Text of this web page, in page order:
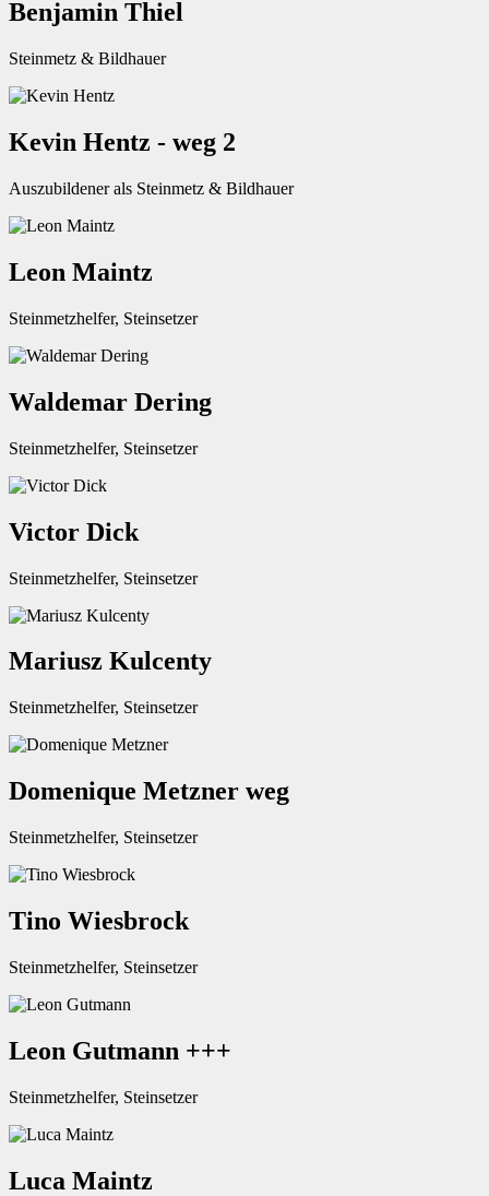
Benjamin Thiel
Steinmetz & Bildhauer
Kevin Hentz - weg 2
Auszubildener als Steinmetz & Bildhauer
Leon Maintz
Steinmetzhelfer, Steinsetzer
Waldemar Dering
Steinmetzhelfer, Steinsetzer
Victor Dick
Steinmetzhelfer, Steinsetzer
Mariusz Kulcenty
Steinmetzhelfer, Steinsetzer
Domenique Metzner weg
Steinmetzhelfer, Steinsetzer
Tino Wiesbrock
Steinmetzhelfer, Steinsetzer
Leon Gutmann +++
Steinmetzhelfer, Steinsetzer
Luca Maintz